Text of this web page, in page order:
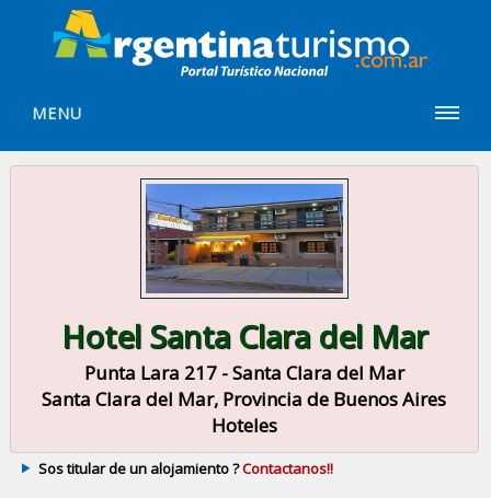
MENU
Hotel Santa Clara del Mar
Punta Lara 217 - Santa Clara del Mar
Santa Clara del Mar, Provincia de Buenos Aires
Hoteles
Sos titular de un alojamiento ?Contactanos!!